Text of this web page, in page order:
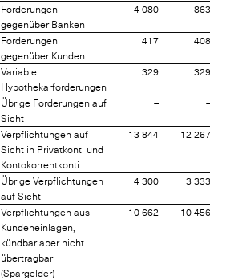
Forderungen
gegenüber Banken
4 080 863
Forderungen
gegenüber Kunden
417 408
Variable
Hypothekarforderungen
329 329
Übrige Forderungen auf
Sicht
– –
Verpflichtungen auf
Sicht in Privatkonti und
Kontokorrentkonti
13 844 12 267
Übrige Verpflichtungen
auf Sicht
4 300 3 333
Verpflichtungen aus
Kundeneinlagen,
kündbar aber nicht
übertragbar
(Spargelder)
10 662 10 456